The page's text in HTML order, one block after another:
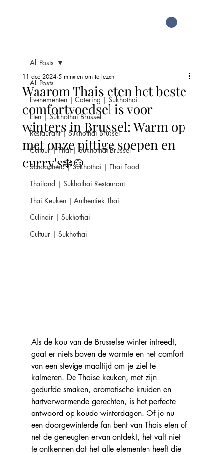
All Posts
Evenementen | Catering | Sukhothai
Eten | Sukhothai Brussel
Restaurant | Sukhothai Brussel
Cultuur | Thai | Sukhothai Brussel
Schoonheid | Sukhothai | Thai Food
Thailand | Sukhothai Restaurant
Thai Keuken | Authentiek Thai
Culinair | Sukhothai
Cultuur | Sukhothai
All Posts
Waarom Thais eten het beste
comfortvoedsel is voor
winters in Brussel: Warm op
met onze pittige soepen en
curry's❄️🍲
11 dec 2024 5 minuten om te lezen
Als de kou van de Brusselse winter intreedt,
gaat er niets boven de warmte en het comfort
van een stevige maaltijd om je ziel te
kalmeren. De Thaise keuken, met zijn
gedurfde smaken, aromatische kruiden en
hartverwarmende gerechten, is het perfecte
antwoord op koude winterdagen. Of je nu
een doorgewinterde fan bent van Thais eten of
net de geneugten ervan ontdekt, het valt niet
te ontkennen dat het alle elementen heeft die